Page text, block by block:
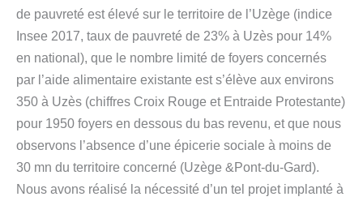
de pauvreté est élevé sur le territoire de l’Uzège (indice
Insee 2017, taux de pauvreté de 23% à Uzès pour 14%
en national), que le nombre limité de foyers concernés
par l’aide alimentaire existante est s’élève aux environs
350 à Uzès (chiffres Croix Rouge et Entraide Protestante)
pour 1950 foyers en dessous du bas revenu, et que nous
observons l’absence d’une épicerie sociale à moins de
30 mn du territoire concerné (Uzège &Pont-du-Gard).
Nous avons réalisé la nécessité d’un tel projet implanté à